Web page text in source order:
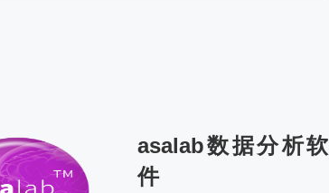
asalab数据分析软
件